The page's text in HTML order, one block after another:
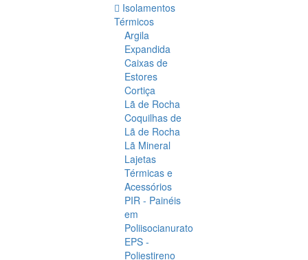
Isolamentos
Térmicos
Argila
Expandida
Caixas de
Estores
Cortiça
Lã de Rocha
Coquilhas de
Lã de Rocha
Lã Mineral
Lajetas
Térmicas e
Acessórios
PIR - Painéis
em
Poliisocianurato
EPS -
Poliestireno